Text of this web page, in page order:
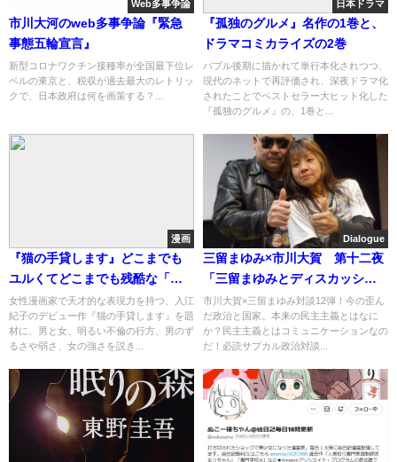
Web多事争論
市川大河のweb多事争論『緊急
事態五輪宣言』
新型コロナワクチン接種率が全国最下位レ
ベルの東京と、税収が過去最大のレトリッ
クで、日本政府は何を画策する？...
日本ドラマ
『孤独のグルメ』名作の1巻と、
ドラマコミカライズの2巻
バブル後期に描かれて単行本化されつつ、
現代のネットで再評価され、深夜ドラマ化
されたことでベストセラー大ヒット化した
『孤独のグルメ』の、1巻と...
漫画
『猫の手貸します』どこまでも
ユルくてどこまでも残酷な「不
倫」
女性漫画家で天才的な表現力を持つ、入江
紀子のデビュー作『猫の手貸します』を題
材に、男と女、明るい不倫の行方、男のず
るさや弱さ、女の強さを説き...
Dialogue
三留まゆみ×市川大賀 第十二夜
「三留まゆみとディスカッショ
ンと」
市川大賀×三留まゆみ対談12弾！今の歪ん
だ政治と国家。本来の民主主義とはなに
か？民主主義とはコミュニケーションなの
だ！必読サブカル政治対談...